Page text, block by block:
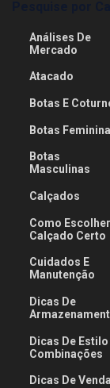
Análises De
Mercado
Atacado
Botas E
Botas
Botas
Masculinas
Calçados
Como
Calçado Certo
Cuidados E
Manutenção
Dicas De
Dicas De Estilo
Combinações
Dicas De